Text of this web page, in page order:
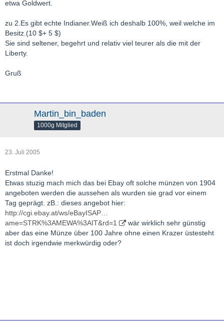
etwa Goldwert.
zu 2.Es gibt echte Indianer.Weiß ich deshalb 100%, weil welche im
Besitz.(10 $+ 5 $)
Sie sind seltener, begehrt und relativ viel teurer als die mit der
Liberty.
Gruß
Martin_bin_baden
1000g Mitglied
23. Juli 2005
Erstmal Danke!
Etwas stuzig mach mich das bei Ebay oft solche münzen von 1904
angeboten werden die aussehen als wurden sie grad vor einem
Tag geprägt. zB.: dieses angebot hier:
http://cgi.ebay.at/ws/eBayISAP…
ame=STRK%3AMEWA%3AIT&rd=1
wär wirklich sehr günstig
aber das eine Münze über 100 Jahre ohne einen Krazer üstesteht
ist doch irgendwie merkwürdig oder?